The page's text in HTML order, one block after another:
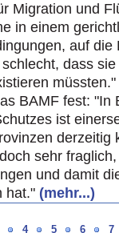
Migration und
in einem
auf
dass
BAMF fest: "In
ist
derzeitig
sehr
und damit
hat." (mehr...)
4 5 6 7